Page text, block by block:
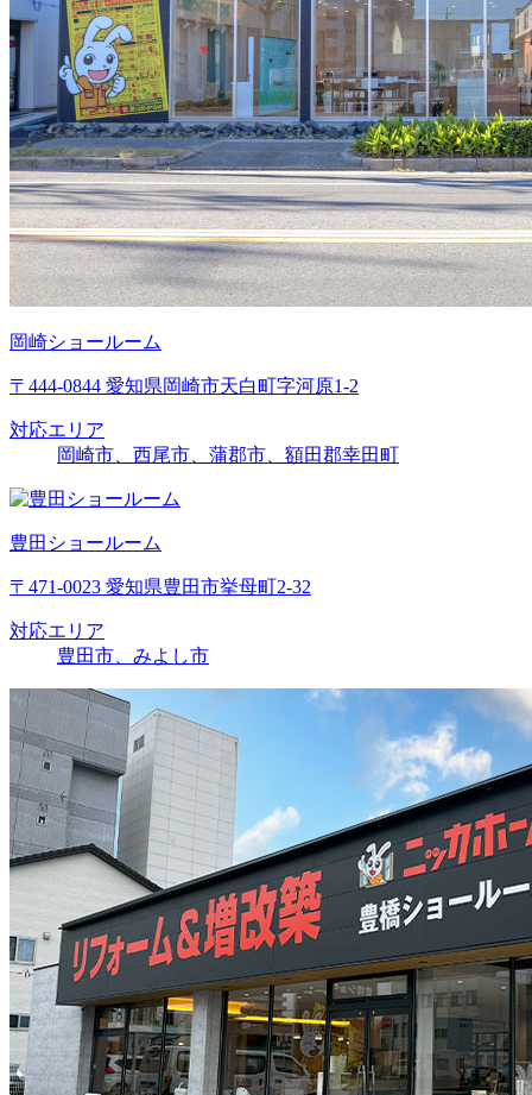
岡崎ショールーム
〒444-0844 愛知県岡崎市天白町字河原1-2
対応エリア
岡崎市、西尾市、蒲郡市、額田郡幸田町
豊田ショールーム
〒471-0023 愛知県豊田市挙母町2-32
対応エリア
豊田市、みよし市